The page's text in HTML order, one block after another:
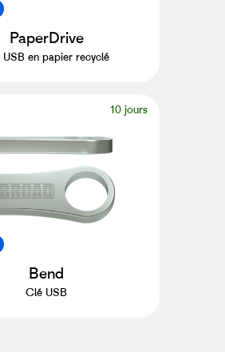
PaperDrive
en papier recyclé
10 jours
Bend
Clé USB